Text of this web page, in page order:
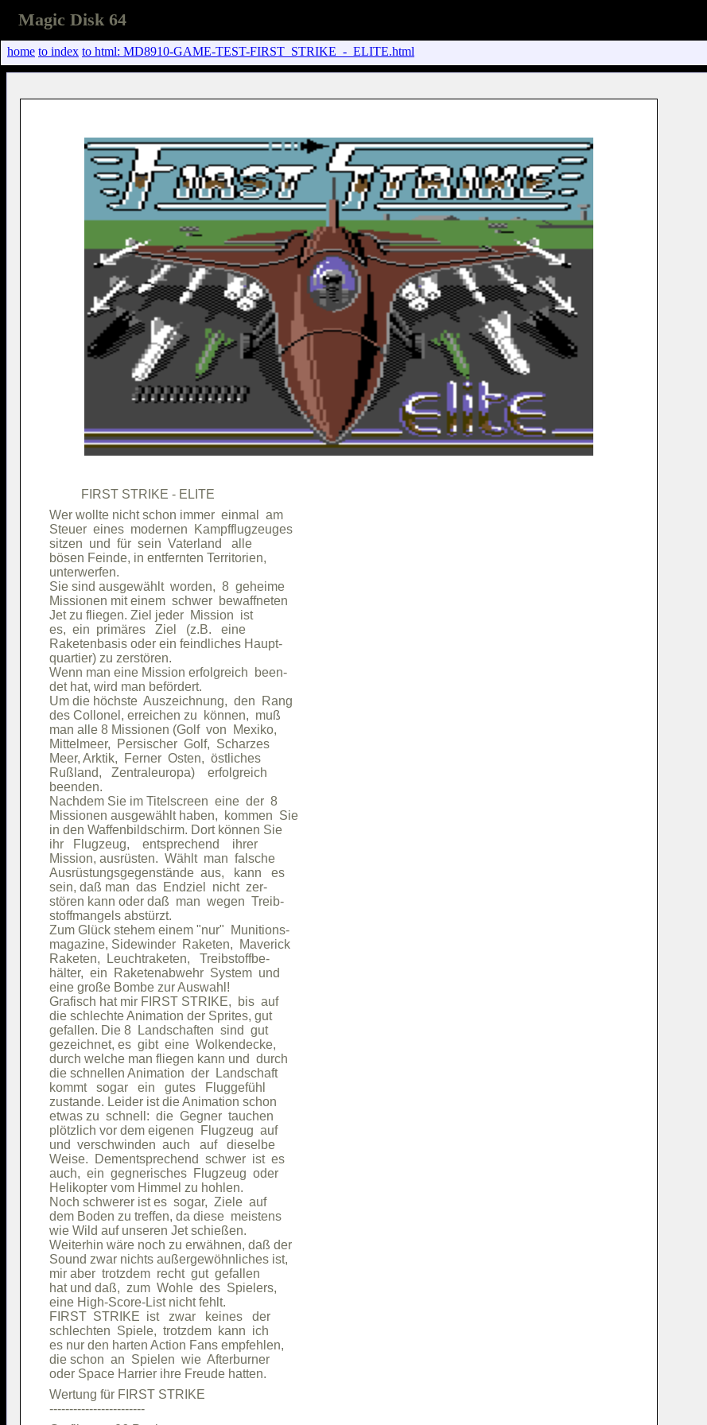
Magic Disk 64
home to index to html: MD8910-GAME-TEST-FIRST_STRIKE_-_ELITE.html
Wer wollte nicht schon immer  einmal  am
Steuer  eines  modernen  Kampfflugzeuges
sitzen  und  für  sein  Vaterland   alle
bösen Feinde, in entfernten Territorien,
unterwerfen.
Sie sind ausgewählt  worden,  8  geheime
Missionen mit einem  schwer  bewaffneten
Jet zu fliegen. Ziel jeder  Mission  ist
es,  ein  primäres   Ziel   (z.B.   eine
Raketenbasis oder ein feindliches Haupt-
quartier) zu zerstören.
Wenn man eine Mission erfolgreich  been-
det hat, wird man befördert.
Um die höchste  Auszeichnung,  den  Rang
des Collonel, erreichen zu  können,  muß
man alle 8 Missionen (Golf  von  Mexiko,
Mittelmeer,  Persischer  Golf,  Scharzes
Meer, Arktik,  Ferner  Osten,  östliches
Rußland,   Zentraleuropa)    erfolgreich
beenden.
Nachdem Sie im Titelscreen  eine  der  8
Missionen ausgewählt haben,  kommen  Sie
in den Waffenbildschirm. Dort können Sie
ihr   Flugzeug,    entsprechend    ihrer
Mission, ausrüsten.  Wählt  man  falsche
Ausrüstungsgegenstände  aus,   kann   es
sein, daß man  das  Endziel  nicht  zer-
stören kann oder daß  man  wegen  Treib-
stoffmangels abstürzt.
Zum Glück stehem einem "nur"  Munitions-
magazine, Sidewinder  Raketen,  Maverick
Raketen,  Leuchtraketen,   Treibstoffbe-
hälter,  ein  Raketenabwehr  System  und
eine große Bombe zur Auswahl!
Grafisch hat mir FIRST STRIKE,  bis  auf
die schlechte Animation der Sprites, gut
gefallen. Die 8  Landschaften  sind  gut
gezeichnet, es  gibt  eine  Wolkendecke,
durch welche man fliegen kann und  durch
die schnellen Animation  der  Landschaft
kommt   sogar   ein   gutes   Fluggefühl
zustande. Leider ist die Animation schon
etwas zu  schnell:  die  Gegner  tauchen
plötzlich vor dem eigenen  Flugzeug  auf
und  verschwinden  auch   auf   dieselbe
Weise.  Dementsprechend  schwer  ist  es
auch,  ein  gegnerisches  Flugzeug  oder
Helikopter vom Himmel zu hohlen.
Noch schwerer ist es  sogar,  Ziele  auf
dem Boden zu treffen, da diese  meistens
wie Wild auf unseren Jet schießen.
Weiterhin wäre noch zu erwähnen, daß der
Sound zwar nichts außergewöhnliches ist,
mir aber  trotzdem  recht  gut  gefallen
hat und daß,  zum  Wohle  des  Spielers,
eine High-Score-List nicht fehlt.
FIRST  STRIKE  ist   zwar   keines   der
schlechten  Spiele,  trotzdem  kann  ich
es nur den harten Action Fans empfehlen,
die schon  an  Spielen  wie  Afterburner
Wertung für FIRST STRIKE